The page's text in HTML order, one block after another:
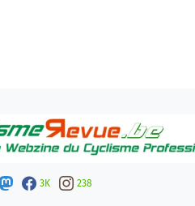
3K 238